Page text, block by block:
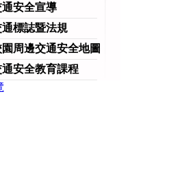
通安全宣導
通標誌暨法規
園周邊交通安全地圖
通安全教育課程